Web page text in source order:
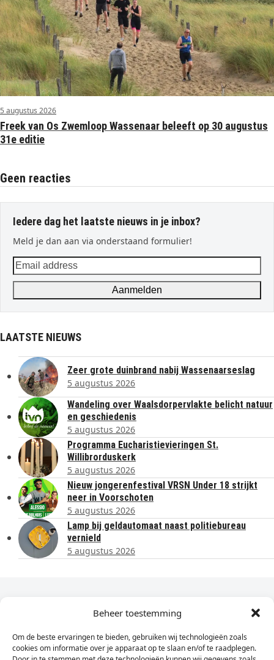
Beheer toestemming
Om de beste ervaringen te bieden, gebruiken wij technologieën zoals
cookies om informatie over je apparaat op te slaan en/of te raadplegen.
5 augustus 2026
Freek van Os Zwemloop Wassenaar beleeft op 30 augustus
31e editie
Geen reacties
Iedere dag het laatste nieuws in je inbox?
Meld je dan aan via onderstaand formulier!
Email
address
Aanmelden
LAATSTE NIEUWS
Zeer grote duinbrand nabij Wassenaarseslag
5 augustus 2026
Wandeling over Waalsdorpervlakte belicht natuur
en geschiedenis
5 augustus 2026
Programma Eucharistievieringen St.
Willibrorduskerk
5 augustus 2026
Nieuw jongerenfestival VRSN Under 18 strijkt
neer in Voorschoten
5 augustus 2026
Lamp bij geldautomaat naast politiebureau
vernield
5 augustus 2026
Dagelijks het laatste nieuws in je e-mail?
Vul
hier